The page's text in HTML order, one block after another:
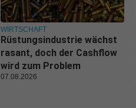
WIRTSCHAFT
Rüstungsindustrie wächst
rasant, doch der Cashflow
wird zum Problem
07.08.2026